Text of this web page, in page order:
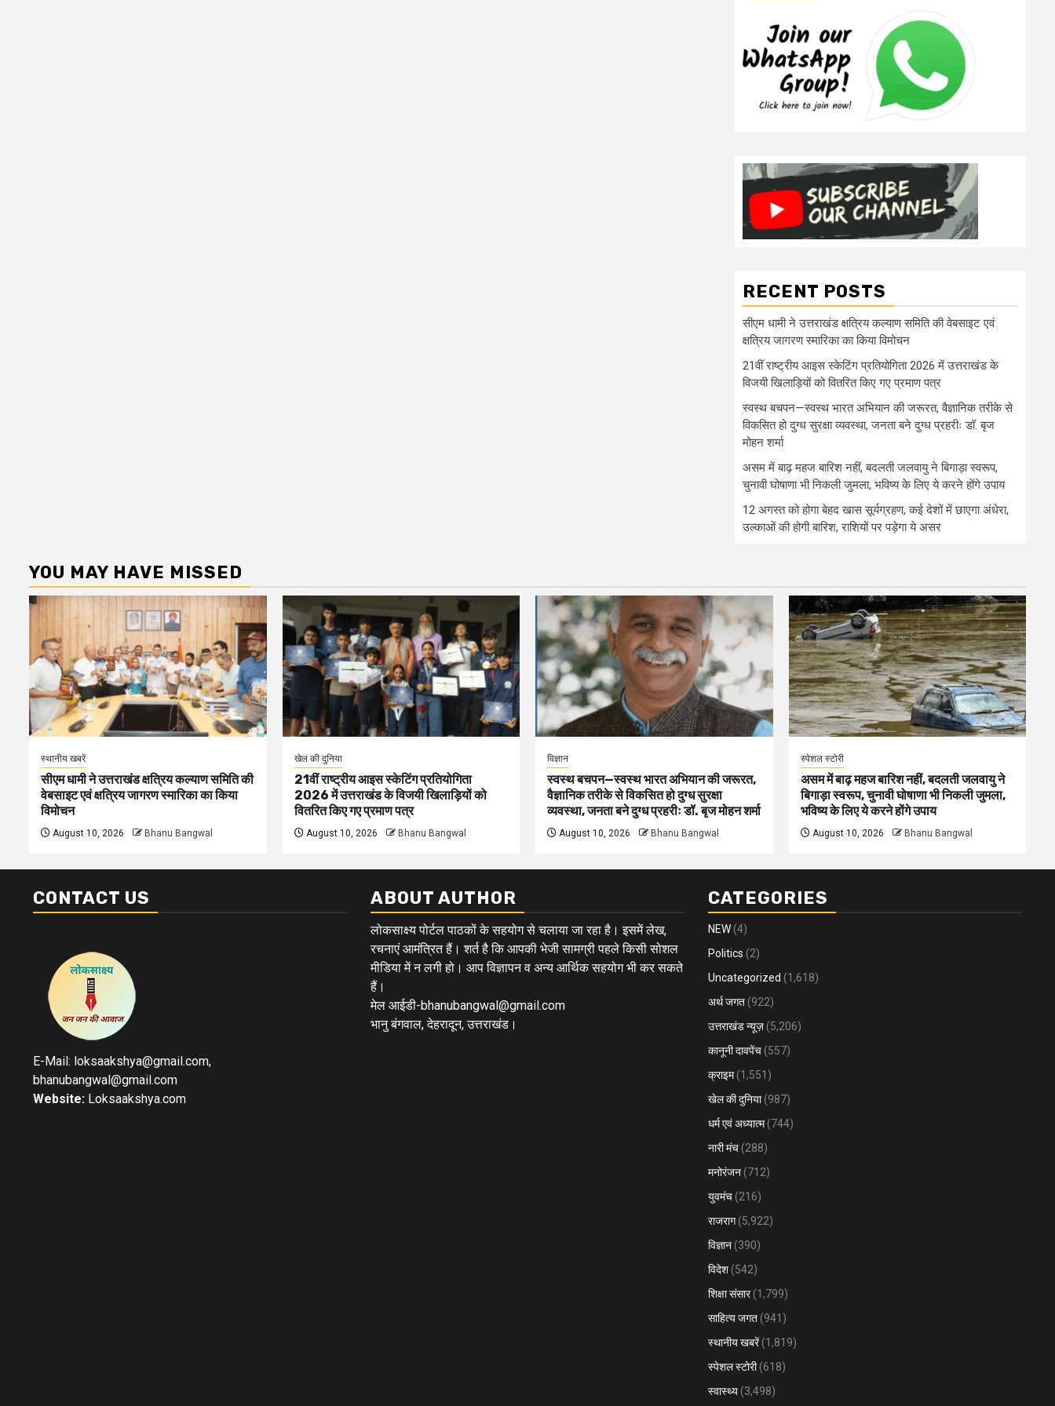
RECENT POSTS
सीएम धामी ने उत्तराखंड क्षत्रिय कल्याण समिति की वेबसाइट एवं
क्षत्रिय जागरण स्मारिका का किया विमोचन
21वीं राष्ट्रीय आइस स्केटिंग प्रतियोगिता 2026 में उत्तराखंड के
विजयी खिलाड़ियों को वितरित किए गए प्रमाण पत्र
स्वस्थ बचपन—स्वस्थ भारत अभियान की जरूरत, वैज्ञानिक तरीके से
विकसित हो दुग्ध सुरक्षा व्यवस्था, जनता बने दुग्ध प्रहरीः डॉ. बृज
मोहन शर्मा
असम में बाढ़ महज बारिश नहीं, बदलती जलवायु ने बिगाड़ा स्वरूप,
चुनावी घोषाणा भी निकली जुमला, भविष्य के लिए ये करने होंगे उपाय
12 अगस्त को होगा बेहद खास सूर्यग्रहण, कई देशों में छाएगा अंधेरा,
उल्काओं की होगी बारिश, राशियों पर पड़ेगा ये असर
YOU MAY HAVE MISSED
स्थानीय खबरें
सीएम धामी ने उत्तराखंड क्षत्रिय कल्याण समिति की
वेबसाइट एवं क्षत्रिय जागरण स्मारिका का किया
विमोचन
August 10, 2026 Bhanu Bangwal
खेल की दुनिया
21वीं राष्ट्रीय आइस स्केटिंग प्रतियोगिता
2026 में उत्तराखंड के विजयी खिलाड़ियों को
वितरित किए गए प्रमाण पत्र
August 10, 2026 Bhanu Bangwal
विज्ञान
स्वस्थ बचपन—स्वस्थ भारत अभियान की जरूरत,
वैज्ञानिक तरीके से विकसित हो दुग्ध सुरक्षा
व्यवस्था, जनता बने दुग्ध प्रहरीः डॉ. बृज मोहन शर्मा
August 10, 2026 Bhanu Bangwal
स्पेशल स्टोरी
असम में बाढ़ महज बारिश नहीं, बदलती जलवायु ने
बिगाड़ा स्वरूप, चुनावी घोषाणा भी निकली जुमला,
भविष्य के लिए ये करने होंगे उपाय
August 10, 2026 Bhanu Bangwal
CONTACT US
E-Mail: loksaakshya@gmail.com,
bhanubangwal@gmail.com
Website: Loksaakshya.com
ABOUT AUTHOR
लोकसाक्ष्य पोर्टल पाठकों के सहयोग से चलाया जा रहा है। इसमें लेख,
रचनाएं आमंत्रित हैं। शर्त है कि आपकी भेजी सामग्री पहले किसी सोशल
मीडिया में न लगी हो। आप विज्ञापन व अन्य आर्थिक सहयोग भी कर सकते
हैं।
मेल आईडी-bhanubangwal@gmail.com
भानु बंगवाल, देहरादून, उत्तराखंड।
CATEGORIES
NEW (4)
Politics (2)
Uncategorized (1,618)
अर्थ जगत (922)
उत्तराखंड न्यूज़ (5,206)
कानूनी दावपेंच (557)
क्राइम(1,551)
खेल की दुनिया(987)
धर्म एवं अध्यात्म(744)
नारी मंच (288)
मनोरंजन (712)
युवमंच (216)
राजराग(5,922)
विज्ञान (390)
विदेश (542)
शिक्षा संसार(1,799)
साहित्य जगत (941)
स्थानीय खबरें(1,819)
स्पेशल स्टोरी(618)
स्वास्थ्य (3,498)